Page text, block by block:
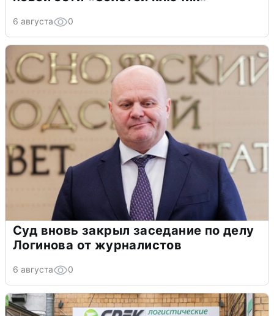
6 августа 0
Суд вновь закрыл заседание по делу
Логинова от журналистов
6 августа 0